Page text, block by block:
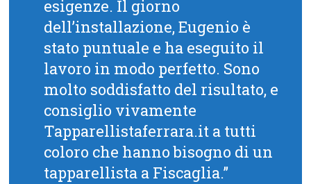
esigenze. Il giorno
dell’installazione, Eugenio è
stato puntuale e ha eseguito il
lavoro in modo perfetto. Sono
molto soddisfatto del risultato, e
consiglio vivamente
Tapparellistaferrara.it a tutti
coloro che hanno bisogno di un
tapparellista a Fiscaglia.”